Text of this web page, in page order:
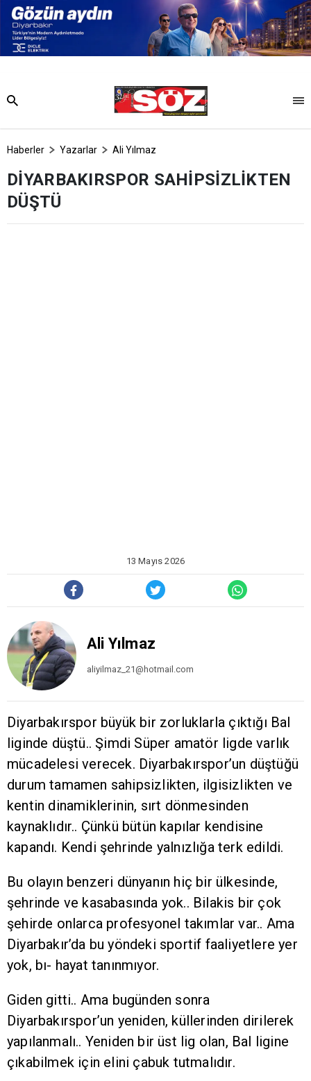
Haberler Yazarlar Ali Yılmaz
DİYARBAKIRSPOR SAHİPSİZLİKTEN
DÜŞTÜ
13 Mayıs 2026
Ali Yılmaz
aliyilmaz_21@hotmail.com
Diyarbakırspor büyük bir zorluklarla çıktığı Bal
liginde düştü.. Şimdi Süper amatör ligde varlık
mücadelesi verecek. Diyarbakırspor’un düştüğü
durum tamamen sahipsizlikten, ilgisizlikten ve
kentin dinamiklerinin, sırt dönmesinden
kaynaklıdır.. Çünkü bütün kapılar kendisine
kapandı. Kendi şehrinde yalnızlığa terk edildi.
Bu olayın benzeri dünyanın hiç bir ülkesinde,
şehrinde ve kasabasında yok.. Bilakis bir çok
şehirde onlarca profesyonel takımlar var.. Ama
Diyarbakır’da bu yöndeki sportif faaliyetlere yer
yok, bı- hayat tanınmıyor.
Giden gitti.. Ama bugünden sonra
Diyarbakırspor’un yeniden, küllerinden dirilerek
yapılanmalı.. Yeniden bir üst lig olan, Bal ligine
çıkabilmek için elini çabuk tutmalıdır.